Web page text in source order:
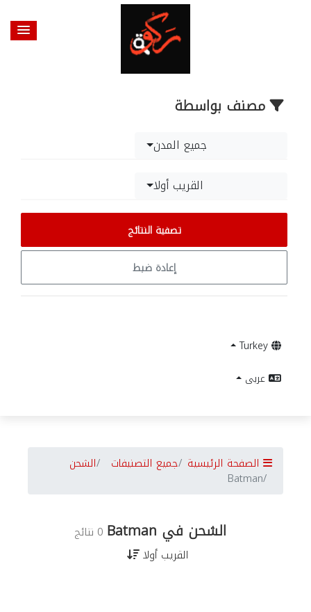
مصنف بواسطة
جميع المدن
القريب أولا
تصفية النتائج
إعادة ضبط
Turkey
عربى
الصفحة الرئيسية جميع التصنيفات الشحن
Batman
الشحن في Batman
0 نتائج
القريب أولا